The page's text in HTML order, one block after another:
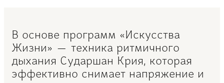
В основе программ «Искусства
Жизни» — техника ритмичного
дыхания Сударшан Крия, которая
эффективно снимает напряжение и